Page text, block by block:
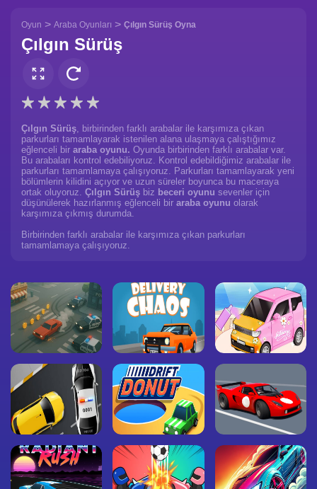
Oyun > Araba Oyunları > Çılgın Sürüş Oyna
Çılgın Sürüş
Çılgın Sürüş, birbirinden farklı arabalar ile karşımıza çıkan
parkurları tamamlayarak istenilen alana ulaşmaya çalıştığımız
eğlenceli bir araba oyunu. Oyunda birbirinden farklı arabalar var.
Bu arabaları kontrol edebiliyoruz. Kontrol edebildiğimiz arabalar ile
parkurları tamamlamaya çalışıyoruz. Parkurları tamamlayarak yeni
bölümlerin kilidini açıyor ve uzun süreler boyunca bu maceraya
ortak oluyoruz. Çılgın Sürüş biz beceri oyunu sevenler için
düşünülerek hazırlanmış eğlenceli bir araba oyunu olarak
karşımıza çıkmış durumda.
Birbirinden farklı arabalar ile karşımıza çıkan parkurları
tamamlamaya çalışıyoruz.